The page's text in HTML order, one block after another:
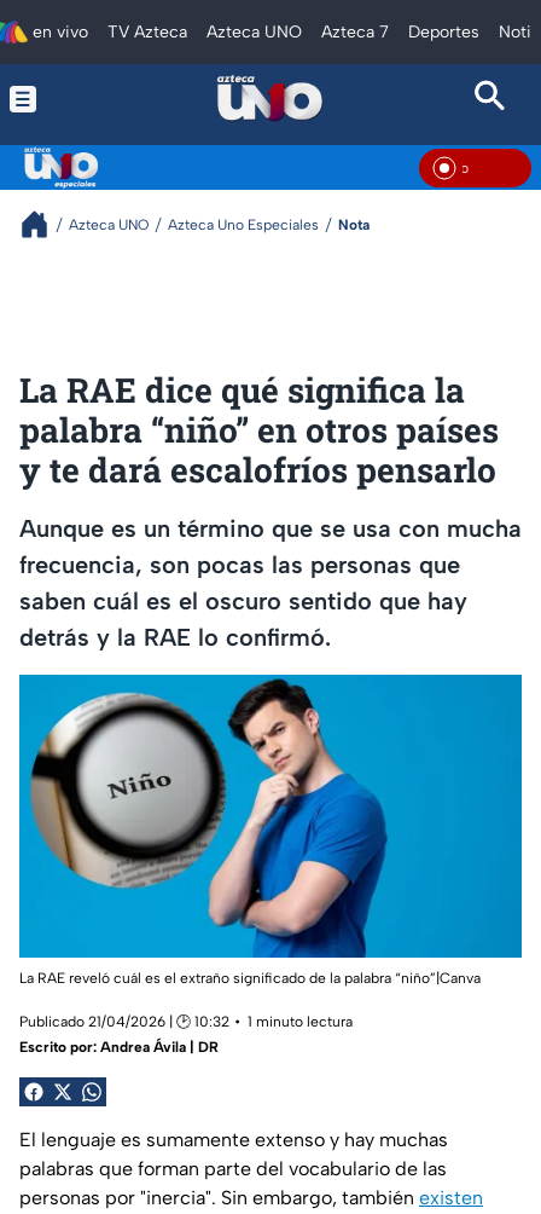
en vivo TV Azteca Azteca UNO Azteca 7 Deportes
En
Azteca UNO Azteca Uno Especiales Nota
La RAE dice qué significa la
palabra “niño” en otros países
y te dará escalofríos pensarlo
Aunque es un término que se usa con mucha
frecuencia, son pocas las personas que
saben cuál es el oscuro sentido que hay
detrás y la RAE lo confirmó.
La RAE reveló cuál es el extraño significado de la palabra “niño”|Canva
Publicado 21/04/2026 | 🕑 10:32
1 minuto lectura
Escrito por: Andrea Ávila | DR
El lenguaje es sumamente extenso y hay muchas
palabras que forman parte del vocabulario de las
personas por "inercia". Sin embargo, también existen